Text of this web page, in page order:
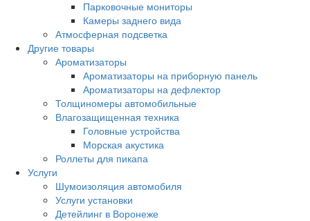
Парковочные мониторы
Камеры заднего вида
Атмосферная подсветка
Другие товары
Ароматизаторы
Ароматизаторы на приборную панель
Ароматизаторы на дефлектор
Толщиномеры автомобильные
Влагозащищенная техника
Головные устройства
Морская акустика
Роллеты для пикапа
Услуги
Шумоизоляция автомобиля
Услуги установки
Детейлинг в Воронеже